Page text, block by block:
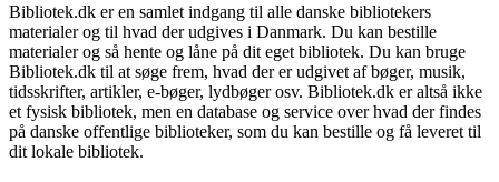
Bibliotek.dk er en samlet indgang til alle danske bibliotekers
materialer og til hvad der udgives i Danmark. Du kan bestille
materialer og så hente og låne på dit eget bibliotek. Du kan bruge
Bibliotek.dk til at søge frem, hvad der er udgivet af bøger, musik,
tidsskrifter, artikler, e-bøger, lydbøger osv. Bibliotek.dk er altså ikke
et fysisk bibliotek, men en database og service over hvad der findes
på danske offentlige biblioteker, som du kan bestille og få leveret til
dit lokale bibliotek.